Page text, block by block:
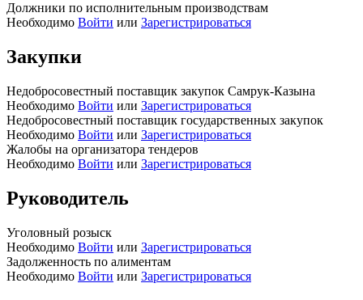
Должники по исполнительным производствам
Необходимо Войти или Зарегистрироваться
Закупки
Недобросовестный поставщик закупок Самрук-Казына
Необходимо Войти или Зарегистрироваться
Недобросовестный поставщик государственных закупок
Необходимо Войти или Зарегистрироваться
Жалобы на организатора тендеров
Необходимо Войти или Зарегистрироваться
Руководитель
Уголовный розыск
Необходимо Войти или Зарегистрироваться
Задолженность по алиментам
Необходимо Войти или Зарегистрироваться